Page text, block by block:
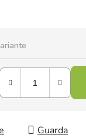
Guarda